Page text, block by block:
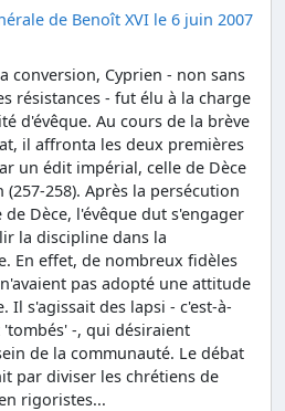
de Benoît XVI le 6 juin 2007
conversion, Cyprien - non sans
résistances - fut élu à la charge
d'évêque. Au cours de la brève
il affronta les deux premières
un édit impérial, celle de Dèce
(257-258). Après la persécution
Dèce, l'évêque dut s'engager
la discipline dans la
En effet, de nombreux fidèles
pas adopté une attitude
Il s'agissait des lapsi - c'est-à-
-, qui désiraient
de la communauté. Le débat
par diviser les chrétiens de
rigoristes...